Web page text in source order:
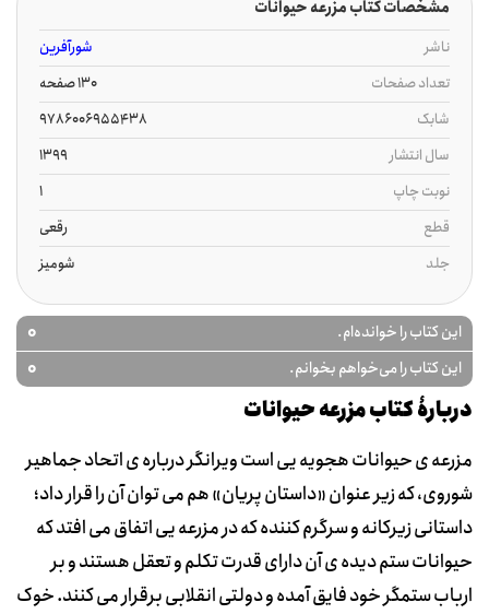
مشخصات کتاب مزرعه حیوانات
ناشر
شورآفرین
تعداد صفحات
130 صفحه
شابک
سال انتشار
1399
نوبت چاپ
1
قطع
رقعی
جلد
شومیز
این کتاب را خوانده‌ام. 0
این کتاب را می‌خواهم بخوانم. 0
دربارۀ کتاب مزرعه حیوانات
مزرعه ی حیوانات هجویه یی است ویرانگر درباره ی اتحاد جماهیر
شوروی، که زیر عنوان «داستان پریان» هم می توان آن را قرار داد؛
داستانی زیرکانه و سرگرم کننده که در مزرعه یی اتفاق می افتد که
حیوانات ستم دیده ی آن دارای قدرت تکلم و تعقل هستند و بر
ارباب ستمگر خود فایق آمده و دولتی انقلابی برقرار می کنند. خوک